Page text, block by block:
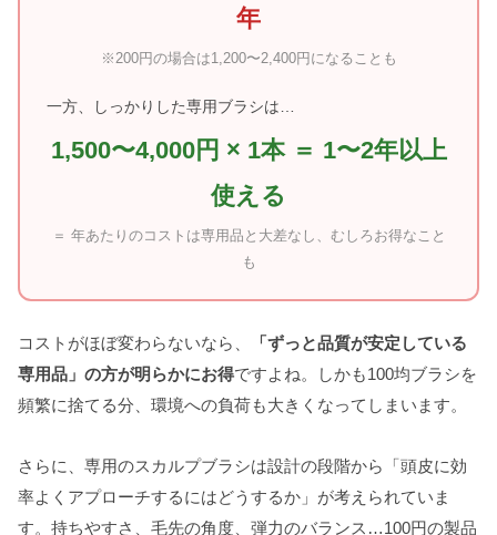
年
※200円の場合は1,200〜2,400円になることも
一方、しっかりした専用ブラシは…
1,500〜4,000円 × 1本 ＝ 1〜2年以上
使える
＝ 年あたりのコストは専用品と大差なし、むしろお得なこと
も
コストがほぼ変わらないなら、
「ずっと品質が安定している
専用品」の方が明らかにお得ですよね。しかも100均ブラシを
頻繁に捨てる分、環境への負荷も大きくなってしまいます。
さらに、専用のスカルプブラシは設計の段階から「頭皮に効
率よくアプローチするにはどうするか」が考えられていま
す。持ちやすさ、毛先の角度、弾力のバランス…100円の製品